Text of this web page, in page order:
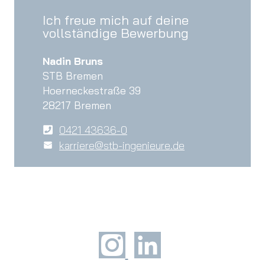
Nadin Bruns
STB Bremen
Hoerneckestraße 39
28217 Bremen
0421 43636-0
karriere@stb-ingenieure.de
Ich freue mich auf deine
vollständige Bewerbung